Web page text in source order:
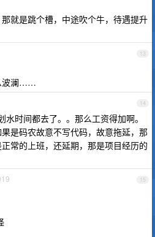
就是跳个槽，中途吹个牛，待遇提升
13
波澜……
14
水时间都去了。。那么工资得加啊。
是码农故意不写代码，故意拖延，那
常的上班，还延期，那是项目经历的
15